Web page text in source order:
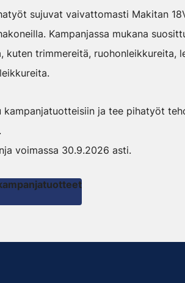
sujuvat vaivattomasti Makitan
Kampanjassa mukana
kuten trimmereitä, ruohonleikkureita,
kampanjatuotteisiin ja tee pihatyöt
voimassa 30.9.2026 asti.